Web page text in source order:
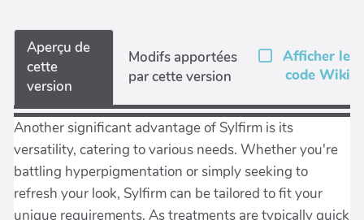
Aperçu de
cette
version
Modifs apportées
par cette version
Afficher le
code Wiki